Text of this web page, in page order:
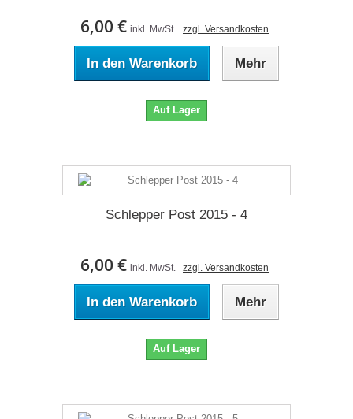
6,00 € inkl. MwSt. zzgl. Versandkosten
In den Warenkorb Mehr
Auf Lager
Schlepper Post 2015 - 4
6,00 € inkl. MwSt. zzgl. Versandkosten
In den Warenkorb Mehr
Auf Lager